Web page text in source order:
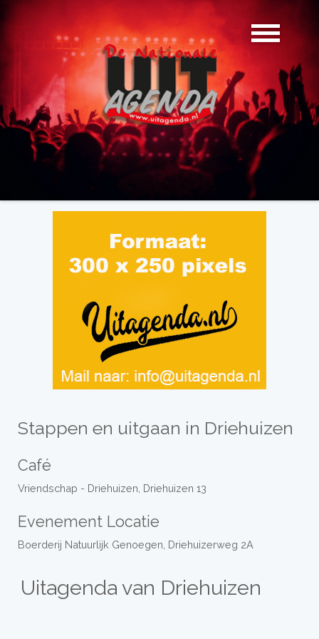
Stappen en uitgaan in Driehuizen
Café
Vriendschap - Driehuizen, Driehuizen 13
Evenement Locatie
Boerderij Natuurlijk Genoegen, Driehuizerweg 2A
Uitagenda van Driehuizen